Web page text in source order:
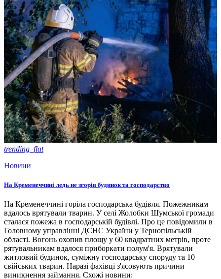
trending_flat
Новини
На Кременеччині ледь не згорів будинок та господарство
На Кременеччині горіла господарська будівля. Пожежникам
вдалось врятували тварин. У селі Жолобки Шумської громади
сталася пожежа в господарській будівлі. Про це повідомили в
Головному управлінні ДСНС України у Тернопільській
області. Вогонь охопив площу у 60 квадратних метрів, проте
рятувальникам вдалося приборкати полум'я. Врятували
житловий будинок, суміжну господарську споруду та 10
свійських тварин. Наразі фахівці з'ясовують причини
виникнення займання. Схожі новини: